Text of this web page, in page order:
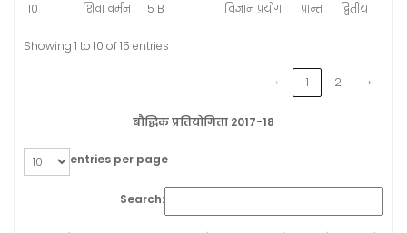
10 शिवा वर्मन 5 B विज्ञान प्रयोग प्रान्त द्वितीय
Showing 1 to 10 of 15 entries
‹ 1 2 ›
बौद्धिक प्रतियोगिता 2017-18
entries per page
Search: